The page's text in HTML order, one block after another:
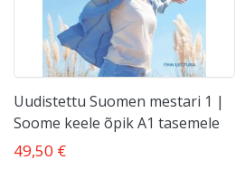
Uudistettu Suomen mestari 1 |
Soome keele õpik A1 tasemele
49,50 €